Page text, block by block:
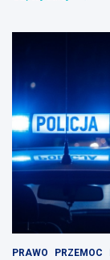
PRAWO PRZEMOC